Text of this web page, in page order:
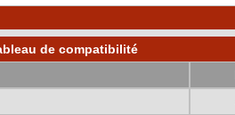
de compatibilité